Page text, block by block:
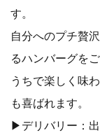
す。
自分へのプチ贅
るハンバーグを
うちで楽しく味
も喜ばれます。
▶デリバリー：